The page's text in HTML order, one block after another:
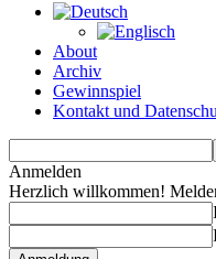
About
Archiv
Gewinnspiel
Kontakt und
Anmelden
Herzlich willkommen!